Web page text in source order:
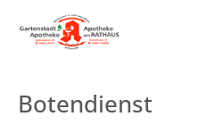
Botendienst